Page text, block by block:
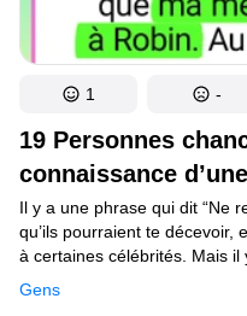
19 Personnes
connaissance
Gens
Il y a une phrase qui dit “Ne
qu’ils pourraient te décevoir,
à certaines célébrités. Mais
vécu un moment
la connaissance d’une star.
1 -